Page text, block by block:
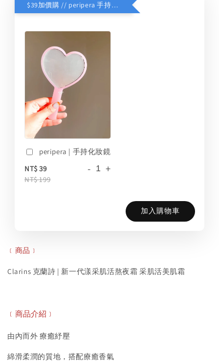
$39加價購 // peripera 手持化妝鏡
peripera | 手持化妝鏡
NT$ 39
NT$ 199
- +
加入購物車
﹝商品﹞
Clarins 克蘭詩 | 新一代漾采肌活熬夜霜 采肌活美肌霜
﹝商品介紹﹞
由內而外 療癒紓壓
綿滑柔潤的質地，搭配療癒香氣